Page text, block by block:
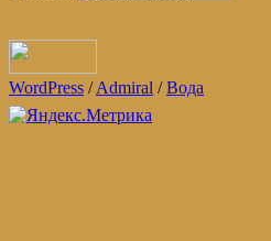
WordPress /Admiral /Вода